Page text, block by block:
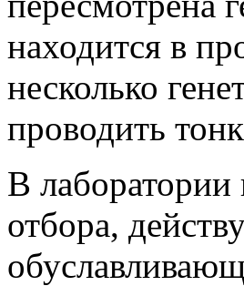
находится в
несколько
проводить
В
отбора,